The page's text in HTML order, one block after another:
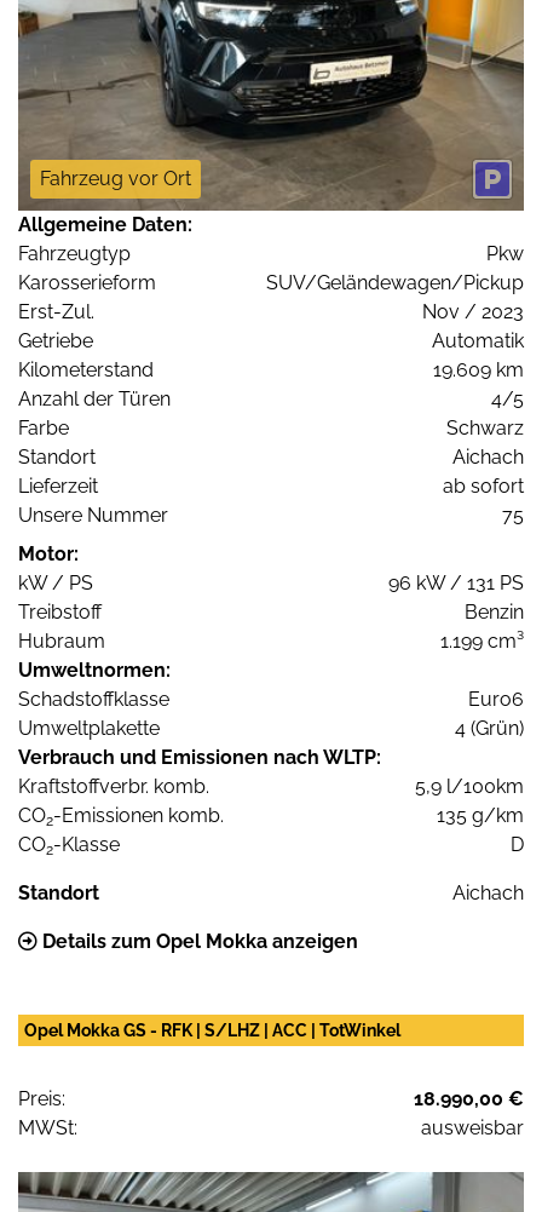
Fahrzeug vor Ort
Allgemeine Daten:
Fahrzeugtyp
Pkw
Karosserieform
SUV/Geländewagen/Pickup
Erst-Zul.
Nov / 2023
Getriebe
Automatik
Kilometerstand
19.609 km
Anzahl der Türen
4/5
Farbe
Schwarz
Standort
Aichach
Lieferzeit
ab sofort
Unsere Nummer
75
Motor:
kW / PS
96 kW / 131 PS
Treibstoff
Benzin
Hubraum
1.199 cm³
Umweltnormen:
Schadstoffklasse
Euro6
Umweltplakette
4 (Grün)
Verbrauch und Emissionen nach WLTP:
Kraftstoffverbr. komb.
5,9 l/100km
CO2-Emissionen komb.
135 g/km
CO2-Klasse D
Standort Aichach
Details zum Opel Mokka anzeigen
Opel Mokka GS - RFK | S/LHZ | ACC | TotWinkel
Preis:
18.990,00 €
MWSt:
ausweisbar